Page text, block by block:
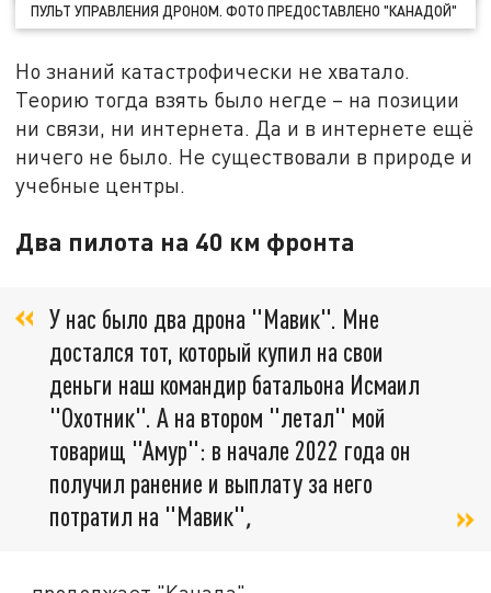
ПУЛЬТ УПРАВЛЕНИЯ ДРОНОМ. ФОТО ПРЕДОСТАВЛЕНО "КАНАДОЙ"
Но знаний катастрофически не хватало.
Теорию тогда взять было негде – на позиции
ни связи, ни интернета. Да и в интернете ещё
ничего не было. Не существовали в природе и
учебные центры.
Два пилота на 40 км фронта
У нас было два дрона "Мавик". Мне
достался тот, который купил на свои
деньги наш командир батальона Исмаил
"Охотник". А на втором "летал" мой
товарищ "Амур": в начале 2022 года он
получил ранение и выплату за него
потратил на "Мавик",